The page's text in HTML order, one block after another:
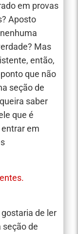
em provas
Aposto
Mas
então,
que não
seção de
saber
que é
em
de ler
seção de